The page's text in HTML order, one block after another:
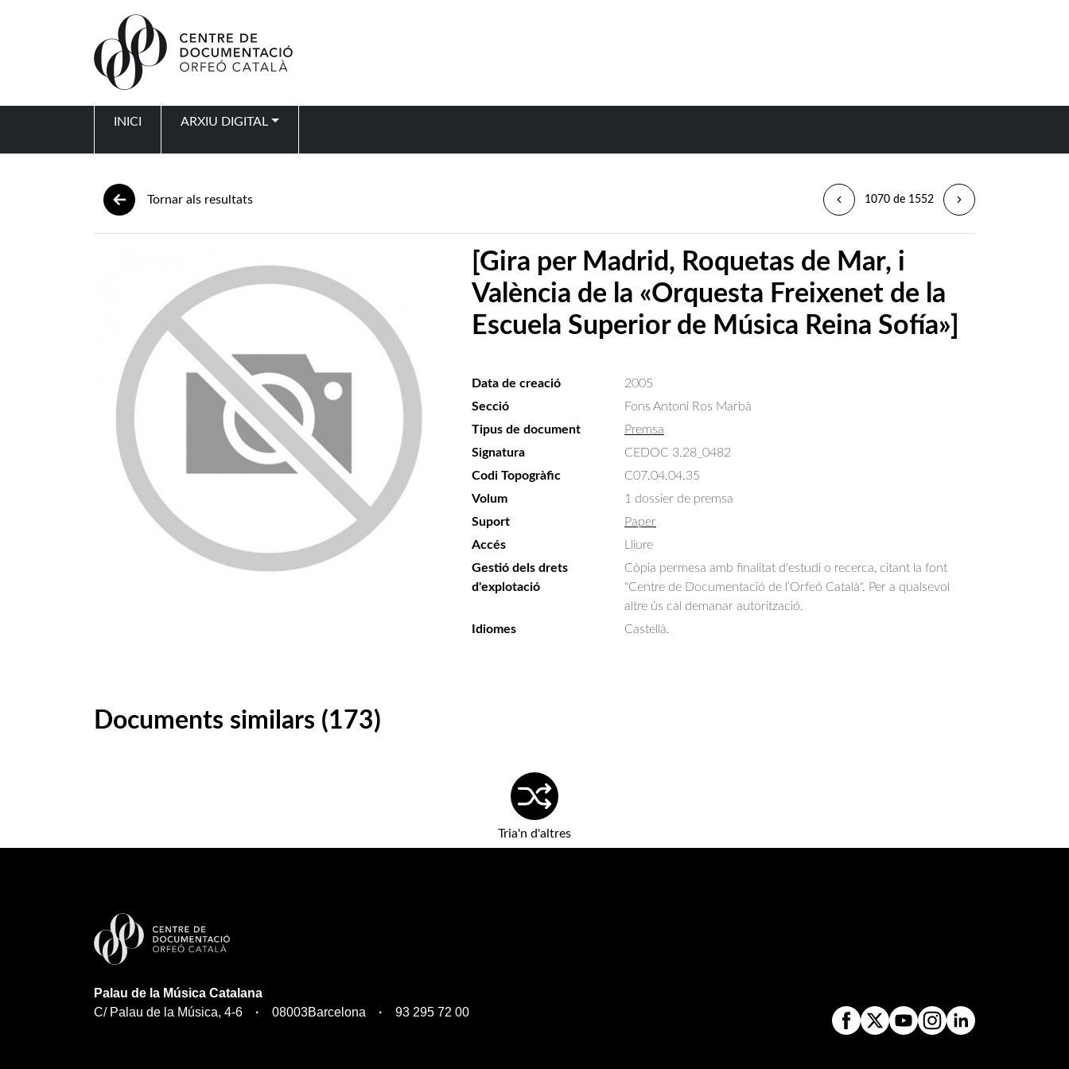
INICI ARXIU DIGITAL
Tornar als resultats 1070 de 1552
[Gira per Madrid, Roquetas de Mar, i
València de la «Orquesta Freixenet de la
Escuela Superior de Música Reina Sofía»]
Data de creació
2005
Secció
Fons Antoni Ros Marbà
Tipus de document
Premsa
Signatura
CEDOC 3.28_0482
Codi Topogràfic
C07.04.04.35
Volum
1 dossier de premsa
Suport
Paper
Accés
Lliure
Gestió dels drets
d'explotació
Còpia permesa amb finalitat d'estudi o recerca, citant la font
"Centre de Documentació de l’Orfeó Català". Per a qualsevol
altre ús cal demanar autorització.
Idiomes
Castellà.
Documents similars (173)
Tria'n d'altres
Palau de la Música Catalana
C/ Palau de la Música, 4-6
08003Barcelona 93 295 72 00